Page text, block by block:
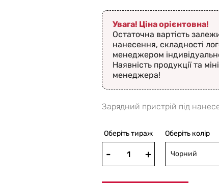
Увага! Ціна орієнтовна!
Остаточна вартість
нанесення, складності
менеджером
Наявність продукції та
менеджера!
Зарядний пристрій під
Оберіть тираж Оберіть колір
Чорний